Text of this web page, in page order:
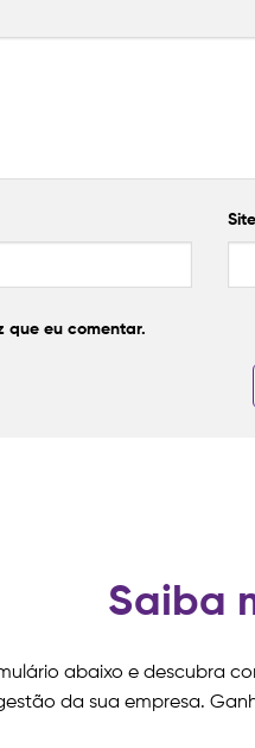
Site
que eu comentar.
Saiba
abaixo e descubra
da sua empresa.